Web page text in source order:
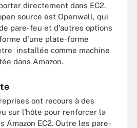
directement dans EC2.
source est Openwall, qui
pare-feu et d'autres options
d'une plate-forme
installée comme machine
dans Amazon.
ont recours à des
sur l'hôte pour renforcer la
Amazon EC2. Outre les pare-